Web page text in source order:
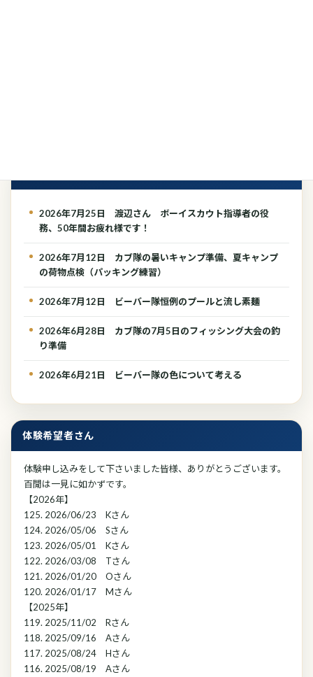
2026年7月25日 渡辺さん ボーイスカウト指導者の役
務、50年間お疲れ様です！
2026年7月12日 カブ隊の暑いキャンプ準備、夏キャンプ
の荷物点検（パッキング練習）
2026年7月12日 ビーバー隊恒例のプールと流し素麺
2026年6月28日 カブ隊の7月5日のフィッシング大会の釣
り準備
2026年6月21日 ビーバー隊の色について考える
体験希望者さん
体験申し込みをして下さいました皆様、ありがとうございます。
百閒は一見に如かずです。
【2026年】
125. 2026/06/23 Kさん
124. 2026/05/06 Sさん
123. 2026/05/01 Kさん
122. 2026/03/08 Tさん
121. 2026/01/20 Oさん
120. 2026/01/17 Mさん
【2025年】
119. 2025/11/02 Rさん
118. 2025/09/16 Aさん
117. 2025/08/24 Hさん
116. 2025/08/19 Aさん